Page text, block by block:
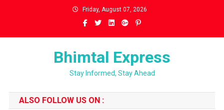
Friday, August 07, 2026
Bhimtal Express
Stay Informed, Stay Ahead
ALSO FOLLOW US ON :